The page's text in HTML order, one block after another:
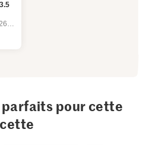
Offre valable du 6.8 au 12.8.2026, jusqu’à épuisement du stock.
pour cette